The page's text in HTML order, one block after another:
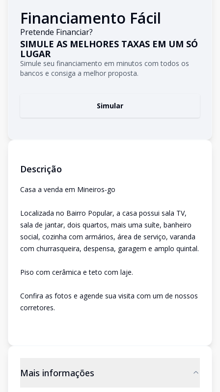
Financiamento Fácil
Pretende Financiar?
SIMULE AS MELHORES TAXAS EM UM SÓ
LUGAR
Simule seu financiamento em minutos com todos os
bancos e consiga a melhor proposta.
Simular
Descrição
Casa a venda em Mineiros-go
Localizada no Bairro Popular, a casa possui sala TV,
sala de jantar, dois quartos, mais uma suíte, banheiro
social, cozinha com armários, área de serviço, varanda
com churrasqueira, despensa, garagem e amplo quintal.
Piso com cerâmica e teto com laje.
Confira as fotos e agende sua visita com um de nossos
corretores.
Mais informações